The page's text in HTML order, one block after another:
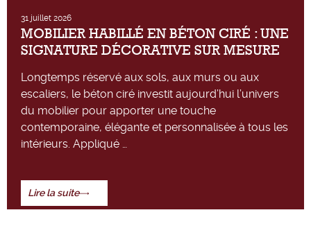
31 juillet 2026
MOBILIER HABILLÉ EN BÉTON CIRÉ : UNE
SIGNATURE DÉCORATIVE SUR MESURE
Longtemps réservé aux sols, aux murs ou aux
escaliers, le béton ciré investit aujourd’hui l’univers
du mobilier pour apporter une touche
contemporaine, élégante et personnalisée à tous les
intérieurs. Appliqué …
Lire la suite